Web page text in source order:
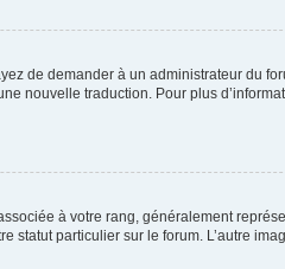
de demander à un administrateur du
nouvelle traduction. Pour plus
à votre rang, généralement
particulier sur le forum. L’autre